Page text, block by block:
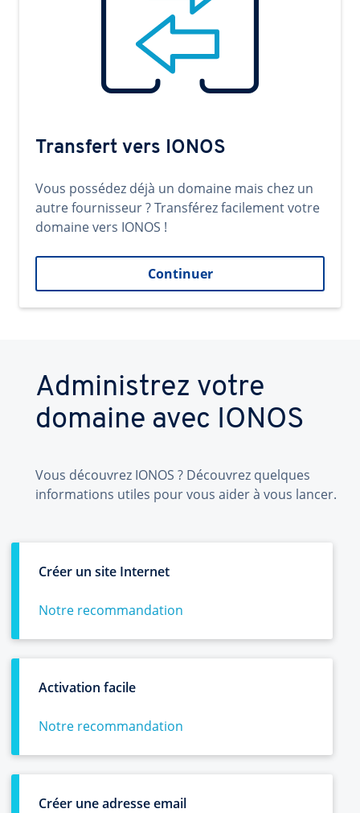
Transfert vers IONOS
Vous possédez déjà un domaine mais chez un
autre fournisseur ? Transférez facilement votre
domaine vers IONOS !
Continuer
Administrez votre
domaine avec IONOS
Vous découvrez IONOS ? Découvrez quelques
informations utiles pour vous aider à vous lancer.
Créer un site Internet
Notre recommandation
Activation facile
Notre recommandation
Créer une adresse email